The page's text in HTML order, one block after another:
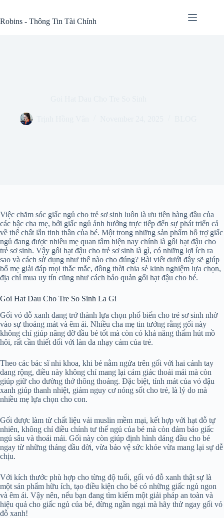
content
Robins - Thông Tin Tài Chính
Việc chăm sóc giấc ngủ cho trẻ sơ sinh luôn là ưu tiên hàng đầu của
các bậc cha mẹ, bởi giấc ngủ ảnh hưởng trực tiếp đến sự phát triển cả
về thể chất lẫn tinh thần của bé. Một trong những sản phẩm hỗ trợ giấc
ngủ đang được nhiều mẹ quan tâm hiện nay chính là gối hạt đậu cho
trẻ sơ sinh. Vậy gối hạt đậu cho trẻ sơ sinh là gì, có những lợi ích ra
sao và cách sử dụng như thế nào cho đúng? Bài viết dưới đây sẽ giúp
bố mẹ giải đáp mọi thắc mắc, đồng thời chia sẻ kinh nghiệm lựa chọn,
địa chỉ mua uy tín cũng như cách bảo quản gối hạt đậu cho bé.
Goi Hat Dau Cho Tre So Sinh La Gi
Gối vỏ đỗ xanh đang trở thành lựa chọn phổ biến cho trẻ sơ sinh nhờ
vào sự thoáng mát và êm ái. Nhiều cha mẹ tin tưởng rằng gối này
không chỉ giúp nâng đỡ đầu bé tốt mà còn có khả năng thấm hút mồ
hôi, rất cần thiết đối với làn da nhạy cảm của trẻ.
Theo các bác sĩ nhi khoa, khi bé nằm ngửa trên gối với hai cánh tay
dang rộng, điều này không chỉ mang lại cảm giác thoải mái mà còn
giúp giữ cho đường thở thông thoáng. Đặc biệt, tính mát của vỏ đậu
xanh giúp thanh nhiệt, giảm nguy cơ nóng sốt cho trẻ, là lý do mà
nhiều mẹ lựa chọn cho con.
Gối được làm từ chất liệu vải muslin mềm mại, kết hợp với hạt đỗ tự
nhiên, không chỉ điều chỉnh tư thế ngủ của bé mà còn đảm bảo giấc
ngủ sâu và thoải mái. Gối này còn giúp định hình dáng đầu cho bé
ngay từ những tháng đầu đời, vừa bảo vệ sức khỏe vừa mang lại sự dễ
chịu.
Với kích thước phù hợp cho từng độ tuổi, gối vỏ đỗ xanh thật sự là
một sản phẩm hữu ích, tạo điều kiện cho bé có những giấc ngủ ngon
và êm ái. Vậy nên, nếu bạn đang tìm kiếm một giải pháp an toàn và
hiệu quả cho giấc ngủ của bé, đừng ngần ngại mà hãy thử ngay gối vỏ
đỗ xanh!